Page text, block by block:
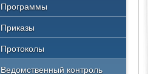
Результаты
Программы
Приказы
Протоколы
Ведомственный контроль